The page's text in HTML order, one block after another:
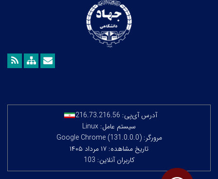
آدرس آی‌پی: 216.73.216.56
سیستم عامل: Linux
مرورگر: Google Chrome (131.0.0.0)
تاریخ مشاهده: ۱۷ مرداد ۱۴۰۵
کاربران آنلاین: 103